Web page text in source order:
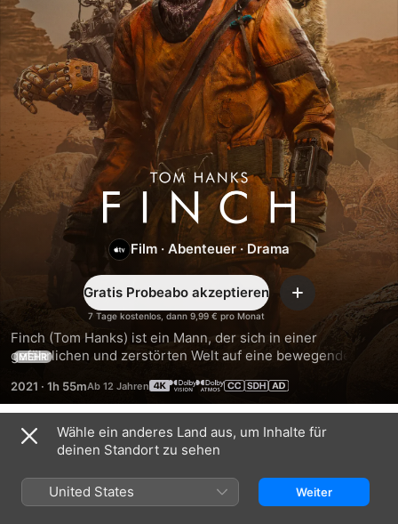
Finch
Film · Abenteuer ·Drama
7 Tage kostenlos, dann 9,99 € pro Monat
Gratis Probeabo akzeptieren Hinzufügen
Finch (Tom Hanks) ist ein Mann, der sich in einer
gefährlichen und zerstörten Welt auf eine bewegende
Familie zu finden, die nur aus seinem Hund und einem
selbstgebauten Roboter besteht.
MEHR
2021 · 1h 55m
Trailer
Wähle ein anderes Land aus, um Inhalte für
deinen Standort zu sehen
United States Weiter